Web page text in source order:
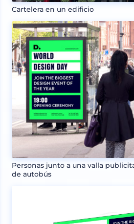
Cartelera en un edificio
Personas junto a una valla
de autobús